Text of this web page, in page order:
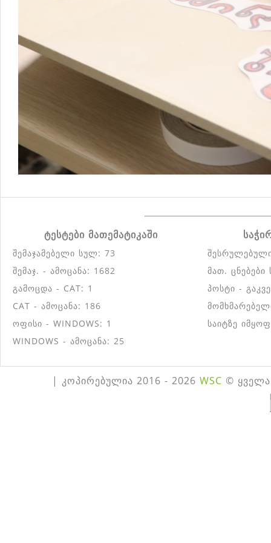
ტესტები მათემატიკაში
შემაჯამებელი სულ: 73
შემაჯ. - ამოცანა: 1682
გამოცდა - CAT: 1
CAT - ამოცანა: 186
ოფისი - WINDOWS: 1
WINDOWS - ამოცანა: 25
მათ.
პოსტი -
საიტზე
| კოპირებულია 2016 - 2026 WSC ©